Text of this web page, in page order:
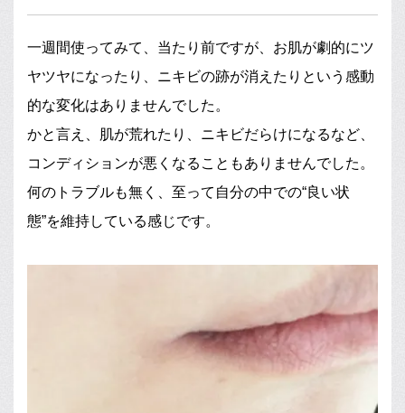
一週間使ってみて、当たり前ですが、お肌が劇的にツ
ヤツヤになったり、ニキビの跡が消えたりという感動
的な変化はありませんでした。
かと言え、肌が荒れたり、ニキビだらけになるなど、
コンディションが悪くなることもありませんでした。
何のトラブルも無く、至って自分の中での“良い状
態”を維持している感じです。